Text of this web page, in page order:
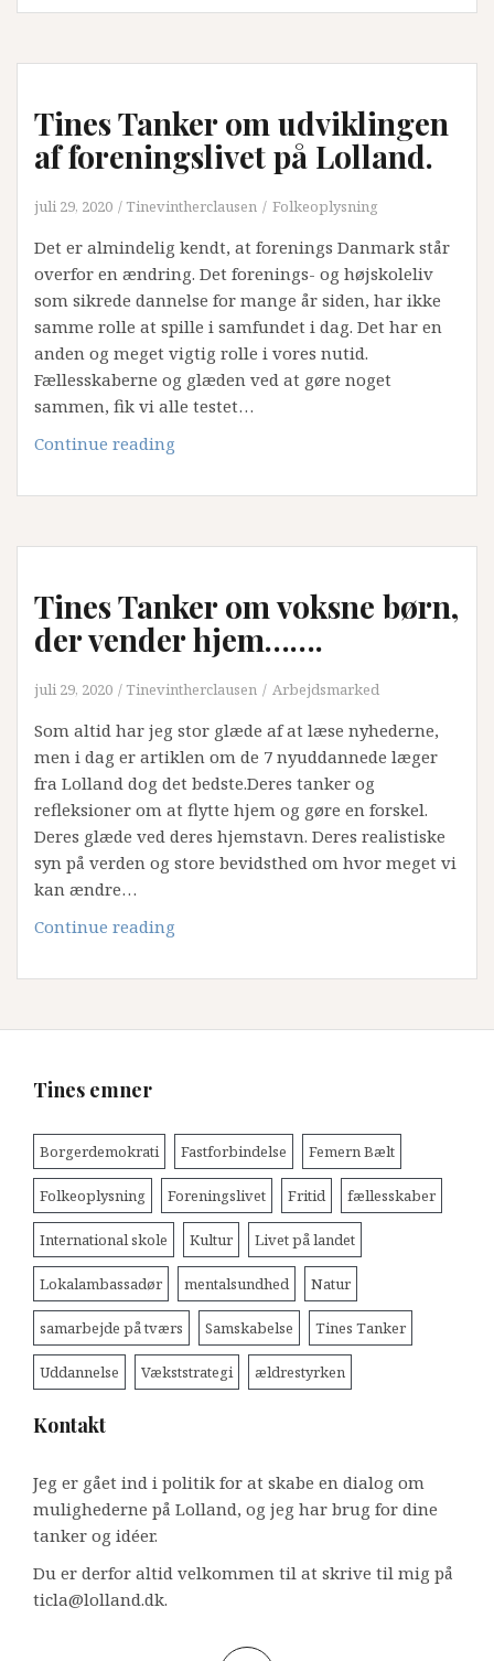
recept”
opgradere
på
Lolland
Tines Tanker om udviklingen
af foreningslivet på Lolland.
juli 29, 2020 Tinevintherclausen Folkeoplysning
Det er almindelig kendt, at forenings Danmark står
overfor en ændring. Det forenings- og højskoleliv
som sikrede dannelse for mange år siden, har ikke
samme rolle at spille i samfundet i dag. Det har en
anden og meget vigtig rolle i vores nutid.
Fællesskaberne og glæden ved at gøre noget
sammen, fik vi alle testet…
Continue reading
om
af
på
Lolland.
Tines Tanker om voksne børn,
der vender hjem…….
juli 29, 2020 Tinevintherclausen Arbejdsmarked
Som altid har jeg stor glæde af at læse nyhederne,
men i dag er artiklen om de 7 nyuddannede læger
fra Lolland dog det bedste.Deres tanker og
refleksioner om at flytte hjem og gøre en forskel.
Deres glæde ved deres hjemstavn. Deres realistiske
syn på verden og store bevidsthed om hvor meget vi
kan ændre…
Continue reading
om
børn,
Tines emner
Borgerdemokrati Fastforbindelse Femern Bælt
Folkeoplysning Foreningslivet Fritid fællesskaber
International skole Kultur Livet på landet
Lokalambassadør mentalsundhed Natur
samarbejde på tværs Samskabelse Tines Tanker
Uddannelse Vækststrategi ældrestyrken
Kontakt
Jeg er gået ind i politik for at skabe en dialog om
mulighederne på Lolland, og jeg har brug for dine
tanker og idéer.
Du er derfor altid velkommen til at skrive til mig på
ticla@lolland.dk.